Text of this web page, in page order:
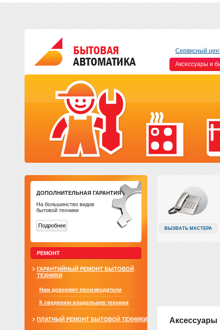
Сервисный
Аксессуары и
ДОПОЛНИТЕЛЬНАЯ ГАРАНТИЯ
На большинство видов
бытовой техники
Подробнее
РЕМОНТ
ГАРАНТИЙНЫЙ РЕМОНТ БЫТОВОЙ
ТЕХНИКИ
Нам доверяют производители
К сведению владельцев техники
ПЛАТНЫЙ РЕМОНТ БЫТОВОЙ ТЕХНИКИ
ВЫЗВАТЬ МАСТЕРА